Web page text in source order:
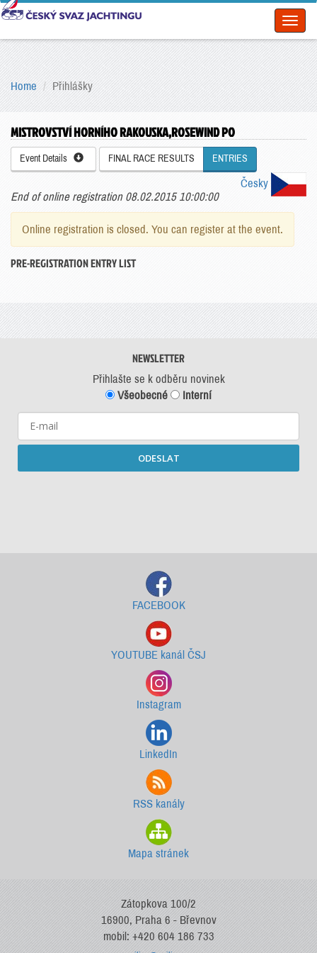
Home Přihlášky
MISTROVSTVÍ HORNÍHO RAKOUSKA,ROSEWIND PO
Event Details FINAL RACE RESULTS ENTRIES
Česky
End of online registration 08.02.2015 10:00:00
Online registration is closed. You can register at the event.
PRE-REGISTRATION ENTRY LIST
NEWSLETTER
Přihlašte se k odběru novinek
Všeobecné
Interní
ODESLAT
FACEBOOK
YOUTUBE kanál ČSJ
Instagram
LinkedIn
RSS kanály
Mapa stránek
Zátopkova 100/2
16900, Praha 6 - Břevnov
mobil: +420 604 186 733